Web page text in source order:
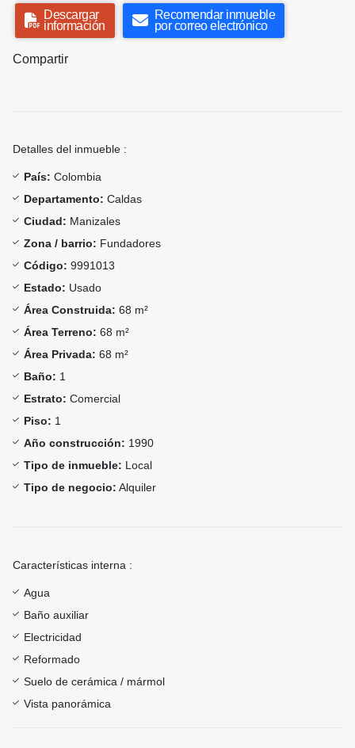
Descargar
información
Recomendar inmueble
por correo electrónico
Compartir
Detalles del inmueble :
País: Colombia
Departamento: Caldas
Ciudad: Manizales
Zona / barrio: Fundadores
Código: 9991013
Estado: Usado
Área Construida: 68 m²
Área Terreno: 68 m²
Área Privada: 68 m²
Baño: 1
Estrato: Comercial
Piso: 1
Año construcción: 1990
Tipo de inmueble: Local
Tipo de negocio: Alquiler
Características interna :
Agua
Baño auxiliar
Electricidad
Reformado
Suelo de cerámica / mármol
Vista panorámica